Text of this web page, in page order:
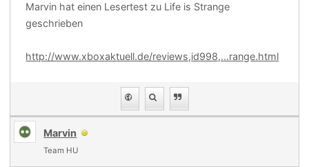
Marvin hat einen Lesertest zu Life is Strange
geschrieben
http://www.xboxaktuell.de/reviews,id998,...range.html
Marvin
Team HU